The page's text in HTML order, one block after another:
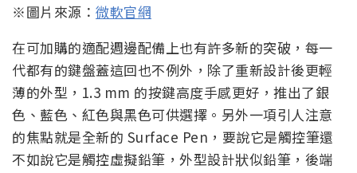
※圖片來源： 微軟官網
在可加購的適配週邊配備上也有許多新的突破，每一
代都有的鍵盤蓋這回也不例外，除了重新設計後更輕
薄的外型，1.3 mm 的按鍵高度手感更好，推出了銀
色、藍色、紅色與黑色可供選擇。另外一項引人注意
的焦點就是全新的 Surface Pen，要說它是觸控筆還
不如說它是觸控虛擬鉛筆，外型設計狀似鉛筆，後端